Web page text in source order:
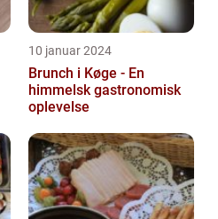
10 januar 2024
Brunch i Køge - En
himmelsk gastronomisk
oplevelse